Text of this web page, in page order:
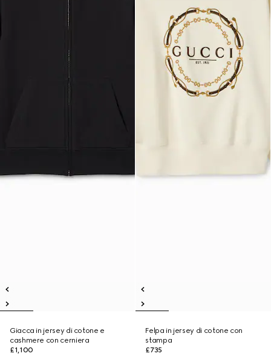
Giacca in jersey di cotone e
cashmere con cerniera
£1,100
Felpa in jersey di cotone con
stampa
£735